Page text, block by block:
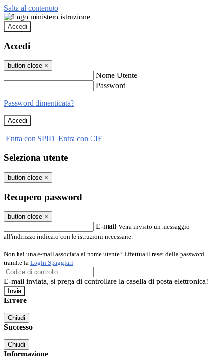
Salta al contenuto
Accedi
Accedi
button close ×
Nome Utente
Password
Password dimenticata?
-
Entra con SPID Entra con CIE
Seleziona utente
button close ×
Recupero password
button close ×
E-mail Verrà inviato un messaggio
all'indirizzo indicato con le istruzioni necessarie.
Non hai una e-mail associata al nome utente? Effettua il reset della password
tramite la Login Spaggiari
E-mail inviata, si prega di controllare la casella di posta elettronica!
Errore
Chiudi
Successo
Chiudi
Informazione